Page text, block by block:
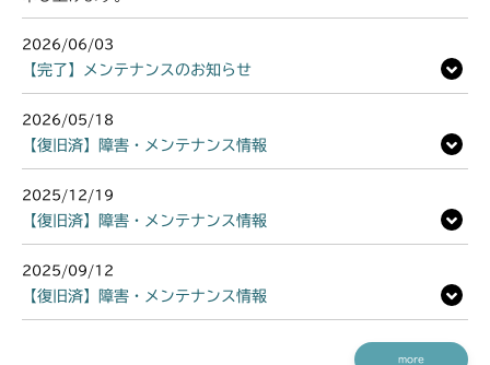
2026/06/03
【完了】メンテナンスのお知らせ
2026/05/18
【復旧済】障害・メンテナンス情報
2025/12/19
【復旧済】障害・メンテナンス情報
2025/09/12
【復旧済】障害・メンテナンス情報
more